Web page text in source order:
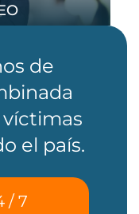
de
el país.
/ 7